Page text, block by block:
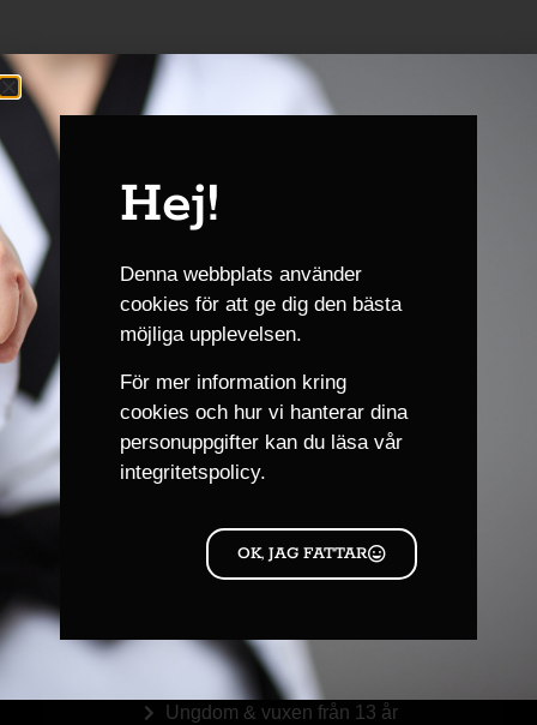
Lägg till i kalender
DETALJER
Datum:
11 november, 2023
Tid:
11:30 - 15:00CET
PLATS
Plats: Göteborg Karate Akademi
Höstlov ingen träning 30 okt-5
Barngrupp 4 år, 5-6 år
Barngrupp 7-12 år
Ungdom & vuxen från 13 år
Hej!
Denna webbplats använder
cookies för att ge dig den bästa
möjliga upplevelsen.
För mer information kring
cookies och hur vi hanterar dina
personuppgifter kan du läsa vår
integritetspolicy.
OK, JAG FATTAR